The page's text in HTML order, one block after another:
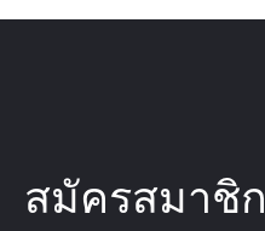
สมัครสมาชิก